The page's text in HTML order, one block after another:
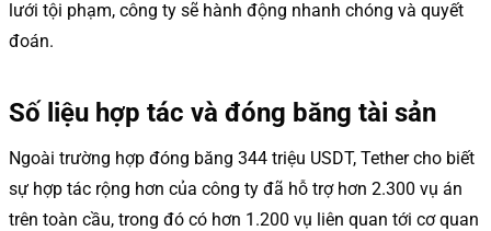
lưới tội phạm, công ty sẽ hành động nhanh chóng và quyết
đoán.
Số liệu hợp tác và đóng băng tài sản
Ngoài trường hợp đóng băng 344 triệu USDT, Tether cho biết
sự hợp tác rộng hơn của công ty đã hỗ trợ hơn 2.300 vụ án
trên toàn cầu, trong đó có hơn 1.200 vụ liên quan tới cơ quan